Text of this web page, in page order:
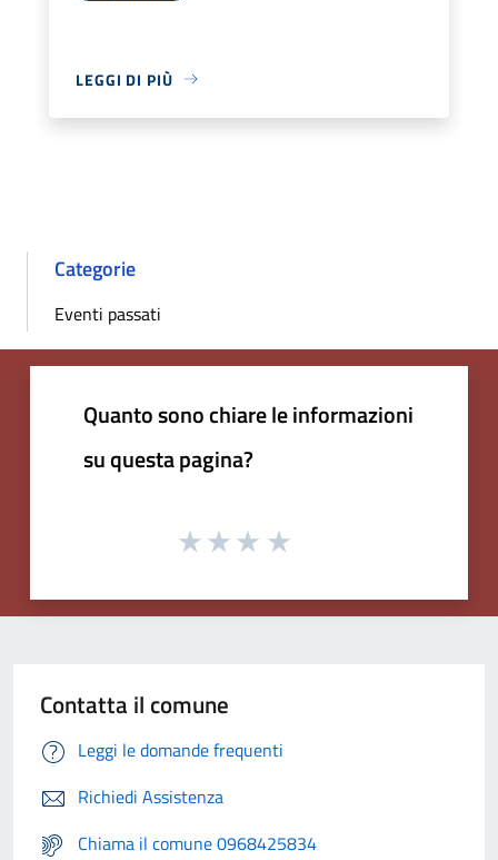
LEGGI DI PIÙ
Categorie
Eventi passati
Quanto sono chiare le informazioni
su questa pagina?
Contatta il comune
Leggi le domande frequenti
Richiedi Assistenza
Chiama il comune 0968425834